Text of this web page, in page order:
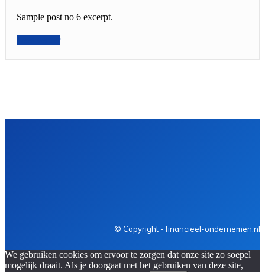
Sample post no 6 excerpt.
© Copyright - financieel-ondernemen.nl
We gebruiken cookies om ervoor te zorgen dat onze site zo soepel
mogelijk draait. Als je doorgaat met het gebruiken van deze site,